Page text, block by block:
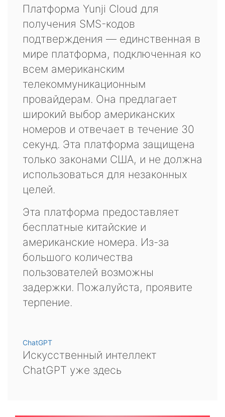
Платформа Yunji Cloud для
получения SMS-кодов
подтверждения — единственная в
мире платформа, подключенная ко
всем американским
телекоммуникационным
провайдерам. Она предлагает
широкий выбор американских
номеров и отвечает в течение 30
секунд. Эта платформа защищена
только законами США, и не должна
использоваться для незаконных
целей.
Эта платформа предоставляет
бесплатные китайские и
американские номера. Из-за
большого количества
пользователей возможны
задержки. Пожалуйста, проявите
терпение.
ChatGPT
Искусственный интеллект
ChatGPT уже здесь